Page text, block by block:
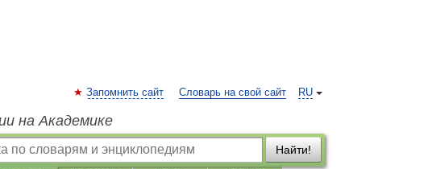
RU
Запомнить сайт Словарь на свой сайт
на Академике
Найти!